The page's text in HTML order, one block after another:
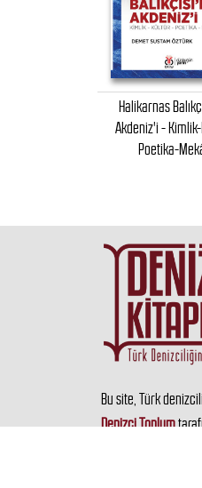
Halikarnas
Akdeniz'i -
Poetika-
Bu site, Türk
Denizci Toplum